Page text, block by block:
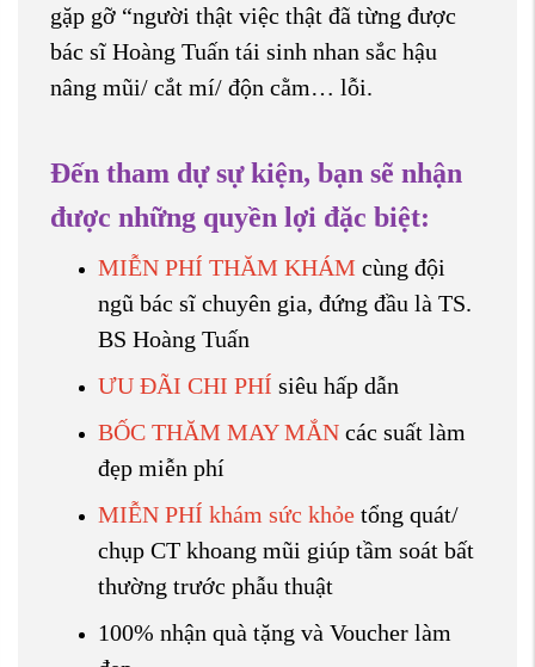
gặp gỡ “người thật việc thật đã từng được
bác sĩ Hoàng Tuấn tái sinh nhan sắc hậu
nâng mũi/ cắt mí/ độn cằm… lỗi.
Đến tham dự sự kiện, bạn sẽ nhận
được những quyền lợi đặc biệt:
MIỄN PHÍ THĂM KHÁM cùng đội
ngũ bác sĩ chuyên gia, đứng đầu là TS.
BS Hoàng Tuấn
ƯU ĐÃI CHI PHÍ siêu hấp dẫn
BỐC THĂM MAY MẮN các suất làm
đẹp miễn phí
MIỄN PHÍ khám sức khỏe tổng quát/
chụp CT khoang mũi giúp tầm soát bất
thường trước phẫu thuật
100% nhận quà tặng và Voucher làm